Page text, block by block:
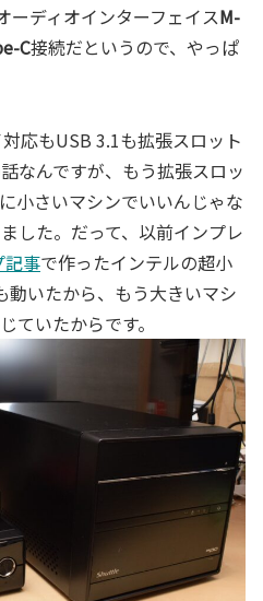
ーディオインターフェイスM-
C接続だというので、やっぱ
応もUSB 3.1も拡張スロット
なんですが、もう拡張スロッ
小さいマシンでいいんじゃな
した。だって、以前インプレ
記事で作ったインテルの超小
動いたから、もう大きいマシ
ていたからです。